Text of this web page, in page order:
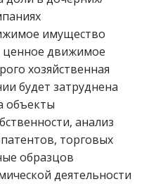
имущество
ценное движимое
хозяйственная
будет затруднена
объекты
анализ
торговых
образцов
деятельности